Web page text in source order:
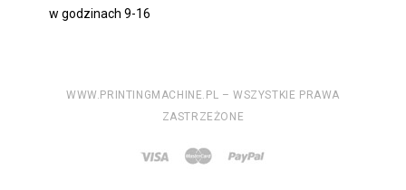
w godzinach 9-16
WWW.PRINTINGMACHINE.PL – WSZYSTKIE PRAWA
ZASTRZEŻONE